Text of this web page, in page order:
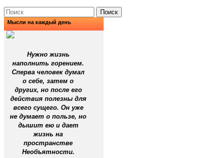
Поиск
Мысли на каждый день
Нужно жизнь
наполнить горением.
Сперва человек думал
о себе, затем о
других, но после его
действия полезны для
всего сущего. Он уже
не думает о пользе, но
дышит ею и дает
жизнь на
пространстве
Необъятности.